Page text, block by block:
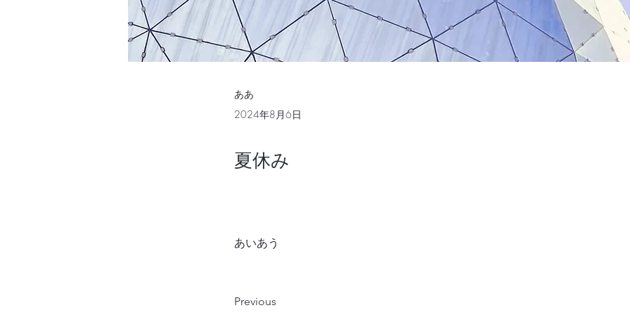
ああ
2024年8月6日
夏休み
あいあう
Previous